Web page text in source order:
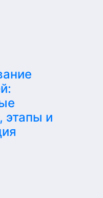
этапы и